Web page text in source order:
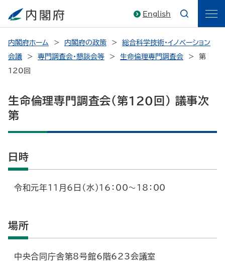
English
内閣府ホーム 内閣府の政策
総合科学技術・イノベーション
会議
専門調査会・懇談会等 生命倫理専門調査会
第
120回
生命倫理専門調査会（第120回） 議事次
第
日時
令和元年11月6日（水）16：00～18：00
場所
中央合同庁舎第8号館6階623会議室